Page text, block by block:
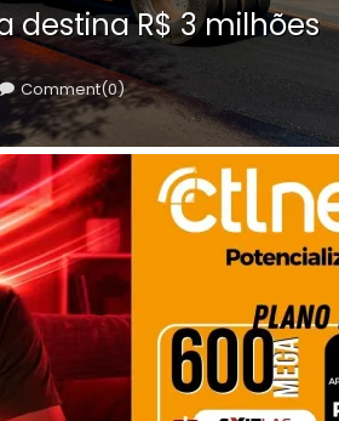
destina R$ 3 milhões
Comment(0)